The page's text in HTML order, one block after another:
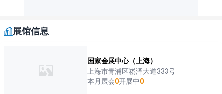
展馆信息
国家会展中心（上海）
上海市青浦区崧泽大道333号
本月展会0开展中0